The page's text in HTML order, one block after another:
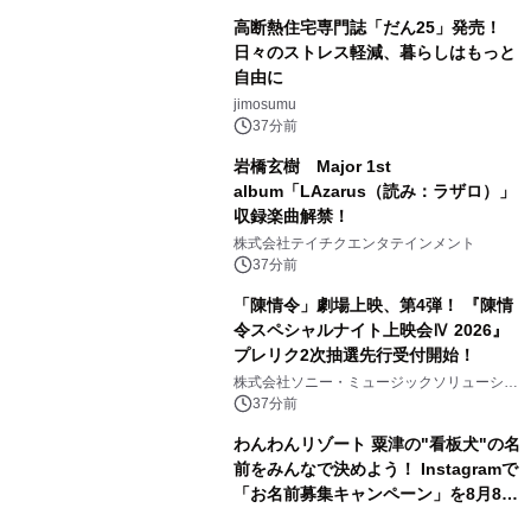
高断熱住宅専門誌「だん25」発売！
日々のストレス軽減、暮らしはもっと
自由に
jimosumu
37分前
岩橋玄樹 Major 1st
album「LAzarus（読み：ラザロ）」
収録楽曲解禁！
株式会社テイチクエンタテインメント
37分前
「陳情令」劇場上映、第4弾！ 『陳情
令スペシャルナイト上映会Ⅳ 2026』
プレリク2次抽選先行受付開始！
株式会社ソニー・ミュージックソリューショ
ンズ37分前
わんわんリゾート 粟津の"看板犬"の名
前をみんなで決めよう！ Instagramで
「お名前募集キャンペーン」を8月8日